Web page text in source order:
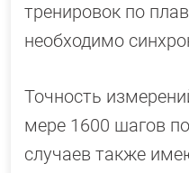
тренировок по
необходимо
Точность
мере 1600 шагов
случаев также